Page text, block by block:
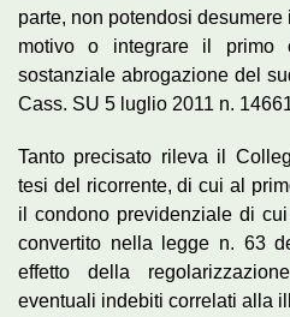
parte, non potendosi desumere
motivo o integrare il primo
sostanziale abrogazione del
Cass. SU 5 luglio 2011 n.
Tanto precisato rileva il
tesi del ricorrente, di cui al
il condono previdenziale di
convertito nella legge n. 63
effetto della
eventuali indebiti correlati alla